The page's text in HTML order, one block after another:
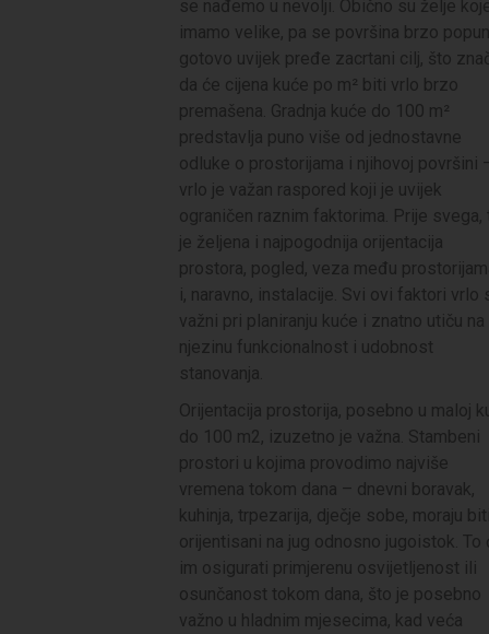
se nađemo u nevolji. Obično su želje
imamo velike, pa se površina brzo
gotovo uvijek pređe zacrtani cilj, što
da će cijena kuće po m² biti vrlo brzo
premašena. Gradnja kuće do 100 m²
predstavlja puno više od jednostavne
odluke o prostorijama i njihovoj površini
vrlo je važan raspored koji je uvijek
ograničen raznim faktorima. Prije svega,
je željena i najpogodnija orijentacija
prostora, pogled, veza među
i, naravno, instalacije. Svi ovi faktori vrlo
važni pri planiranju kuće i znatno utiču na
njezinu funkcionalnost i udobnost
stanovanja.
Orijentacija prostorija, posebno u maloj
do 100 m2, izuzetno je važna. Stambeni
prostori u kojima provodimo najviše
vremena tokom dana – dnevni boravak,
kuhinja, trpezarija, dječje sobe, moraju
orijentisani na jug odnosno jugoistok. To
im osigurati primjerenu osvijetljenost ili
osunčanost tokom dana, što je posebno
važno u hladnim mjesecima, kad veća